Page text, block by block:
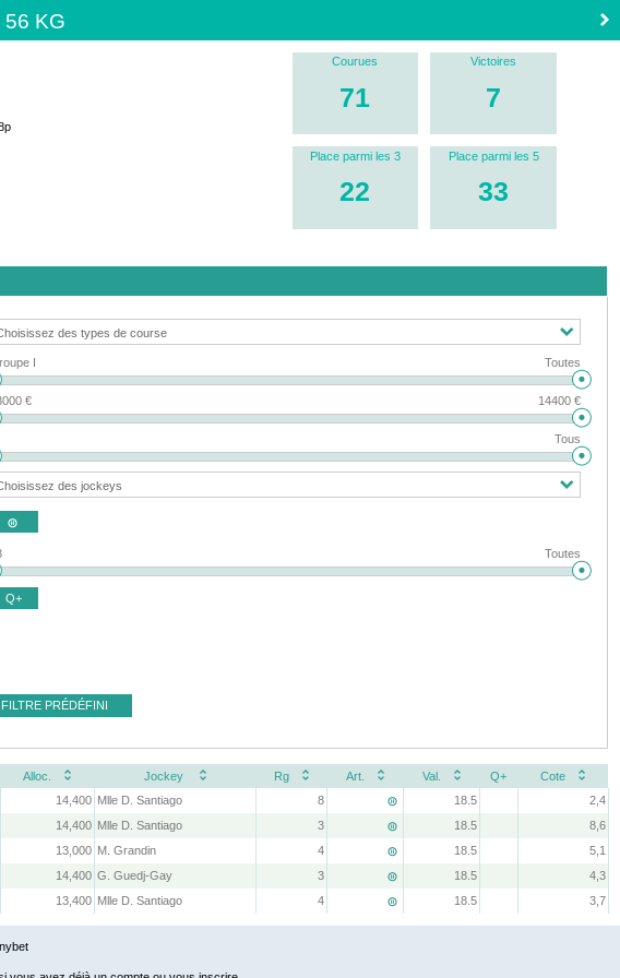
56 KG
Courues
71
Victoires
7
Place parmi les 3
22
Place parmi les 5
33
I Toutes
€ 14400 €
Tous

Toutes
Q+
FILTRE PRÉDÉFINI
Alloc. Jockey Rg Art. Val. Q+
Cote
14,400 Mlle D. Santiago 8  18.5
2,4
14,400 Mlle D. Santiago 3  18.5
8,6
13,000 M. Grandin 4  18.5
5,1
14,400 G. Guedj-Gay 3  18.5
4,3
13,400 Mlle D. Santiago 4  18.5 3,7